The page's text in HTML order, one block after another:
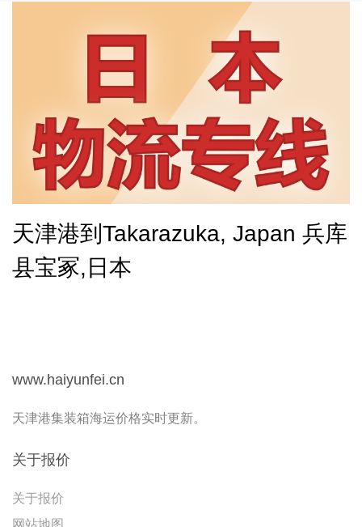
天津港到Takarazuka, Japan 兵库
县宝冢,日本
www.haiyunfei.cn
天津港集装箱海运价格实时更新。
关于报价
关于报价
网站地图